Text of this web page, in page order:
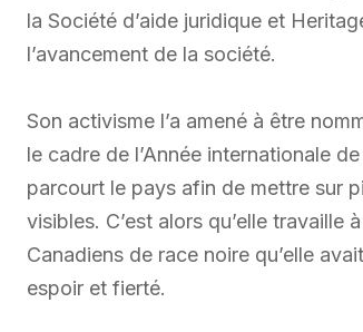
la Société d’aide juridique et
l’avancement de la société.
Son activisme l’a amené à être
le cadre de l’Année internationale
parcourt le pays afin de mettre sur
visibles. C’est alors qu’elle travaille
Canadiens de race noire qu’elle
espoir et fierté.